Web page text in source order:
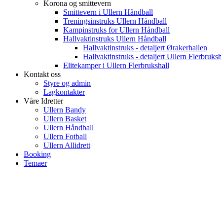
Korona og smittevern
Smittevern i Ullern Håndball
Treningsinstruks Ullern Håndball
Kampinstruks for Ullern Håndball
Hallvaktinstruks Ullern Håndball
Hallvaktinstruks - detaljert Ørakerhallen
Hallvaktinstruks - detaljert Ullern
Elitekamper i Ullern Flerbrukshall
Kontakt oss
Styre og admin
Lagkontakter
Våre Idretter
Ullern Bandy
Ullern Basket
Ullern Håndball
Ullern Fotball
Ullern Allidrett
Booking
Temaer